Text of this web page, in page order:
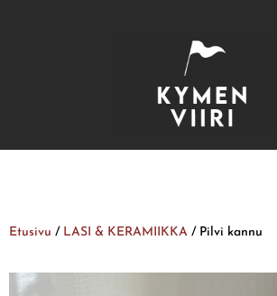
Etusivu / LASI & KERAMIIKKA / Pilvi kannu